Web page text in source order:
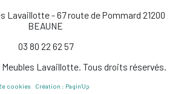
Lavaillotte - 67 route de Pommard 21200
BEAUNE
03 80 22 62 57
Lavaillotte. Tous droits réservés.
cookies Création : Pagin’Up